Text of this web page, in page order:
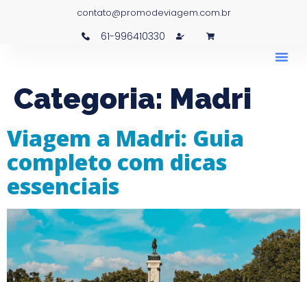
contato@promodeviagem.com.br
61-996410330
Categoria: Madri
Viagem a Madri: Guia
completo com dicas
essenciais